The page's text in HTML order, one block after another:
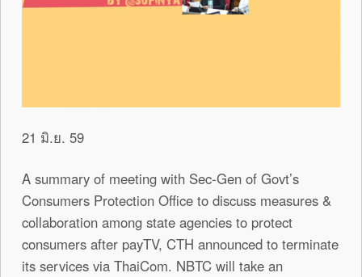
21 มิ.ย. 59
A summary of meeting with Sec-Gen of Govt’s
Consumers Protection Office to discuss measures &
collaboration among state agencies to protect
consumers after payTV, CTH announced to terminate
its services via ThaiCom. NBTC will take an